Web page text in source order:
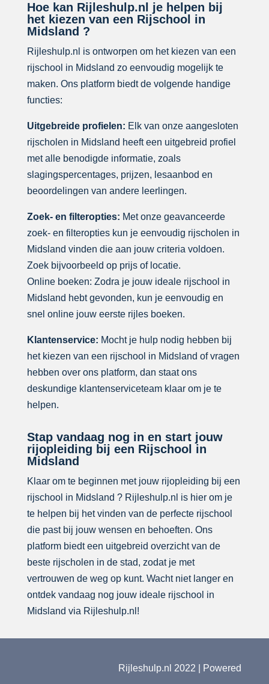
Hoe kan Rijleshulp.nl je helpen bij
het kiezen van een Rijschool in
Midsland ?
Rijleshulp.nl is ontworpen om het kiezen van een
rijschool in Midsland zo eenvoudig mogelijk te
maken. Ons platform biedt de volgende handige
functies:
Uitgebreide profielen: Elk van onze aangesloten
rijscholen in Midsland heeft een uitgebreid profiel
met alle benodigde informatie, zoals
slagingspercentages, prijzen, lesaanbod en
beoordelingen van andere leerlingen.
Zoek- en filteropties: Met onze geavanceerde
zoek- en filteropties kun je eenvoudig rijscholen in
Midsland vinden die aan jouw criteria voldoen.
Zoek bijvoorbeeld op prijs of locatie.
Online boeken: Zodra je jouw ideale rijschool in
Midsland hebt gevonden, kun je eenvoudig en
snel online jouw eerste rijles boeken.
Klantenservice: Mocht je hulp nodig hebben bij
het kiezen van een rijschool in Midsland of vragen
hebben over ons platform, dan staat ons
deskundige klantenserviceteam klaar om je te
helpen.
Stap vandaag nog in en start jouw
rijopleiding bij een Rijschool in
Midsland
Klaar om te beginnen met jouw rijopleiding bij een
rijschool in Midsland ? Rijleshulp.nl is hier om je
te helpen bij het vinden van de perfecte rijschool
die past bij jouw wensen en behoeften. Ons
platform biedt een uitgebreid overzicht van de
beste rijscholen in de stad, zodat je met
vertrouwen de weg op kunt. Wacht niet langer en
ontdek vandaag nog jouw ideale rijschool in
Midsland via Rijleshulp.nl!
Rijleshulp.nl 2022 | Powered